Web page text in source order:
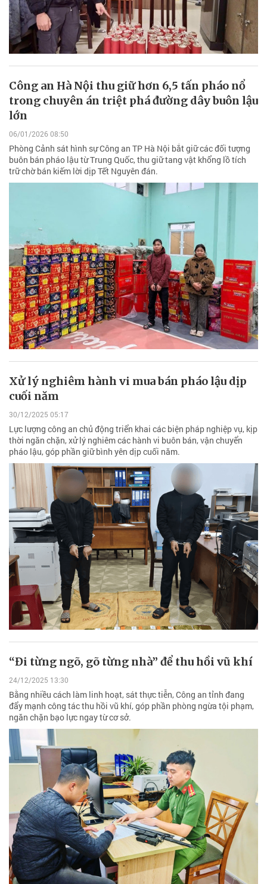
Công an Hà Nội thu giữ hơn 6,5 tấn pháo nổ
trong chuyên án triệt phá đường dây buôn lậu
lớn
06/01/2026 08:50
Phòng Cảnh sát hình sự Công an TP Hà Nội bắt giữ các đối tượng
buôn bán pháo lậu từ Trung Quốc, thu giữ tang vật khổng lồ tích
trữ chờ bán kiếm lời dịp Tết Nguyên đán.
Xử lý nghiêm hành vi mua bán pháo lậu dịp
cuối năm
30/12/2025 05:17
Lực lượng công an chủ động triển khai các biện pháp nghiệp vụ, kịp
thời ngăn chặn, xử lý nghiêm các hành vi buôn bán, vận chuyển
pháo lậu, góp phần giữ bình yên dịp cuối năm.
“Đi từng ngõ, gõ từng nhà” để thu hồi vũ khí
24/12/2025 13:30
Bằng nhiều cách làm linh hoạt, sát thực tiễn, Công an tỉnh đang
đẩy mạnh công tác thu hồi vũ khí, góp phần phòng ngừa tội phạm,
ngăn chặn bạo lực ngay từ cơ sở.